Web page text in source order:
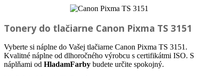
Tonery do tlačiarne Canon Pixma TS 3151
Vyberte si náplne do Vašej tlačiarne Canon Pixma TS 3151.
Kvalitné náplne od dlhoročného výrobcu s certifikátmi ISO. S
náplňami od HladamFarby budete určite spokojný.